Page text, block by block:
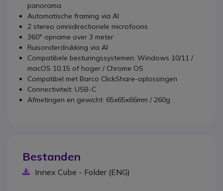
panorama
Automatische framing via AI
2 stereo omnidirectionele microfoons
360° opname over 3 meter
Ruisonderdrukking via AI
Compatibele besturingssystemen: Windows 10/11 /
macOS 10.15 of hoger / Chrome OS
Compatibel met Barco ClickShare-oplossingen
Connectiviteit: USB-C
Afmetingen en gewicht: 65x65x66mm / 260g
Bestanden
Innex Cube - Folder (ENG)